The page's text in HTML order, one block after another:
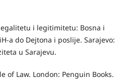
i legitimitetu: Bosna i
a do Dejtona i poslije. Sarajevo:
u Sarajevu.
of Law. London: Penguin Books.